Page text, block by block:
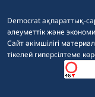
Democrat ақпараттық-
әлеуметтік және
Сайт әкімшілігі
тікелей гиперсілтеме